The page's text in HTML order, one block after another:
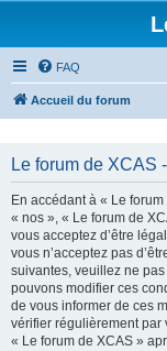
FAQ
Accueil du forum
Le forum de XCAS
En accédant à « Le
« nos », « Le forum de
vous acceptez d’être
vous n’acceptez pas
suivantes, veuillez ne
pouvons modifier ces
de vous informer de ces
vérifier régulièrement par
« Le forum de XCAS »